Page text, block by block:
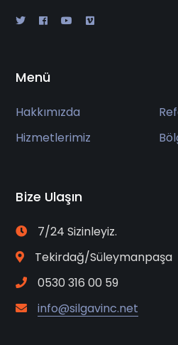
Menü
Hakkımızda
Hizmetlerimiz
Bize Ulaşın
7/24 Sizinleyiz.
Tekirdağ/Süleymanpaşa
0530 316 00 59
info@silgavinc.net